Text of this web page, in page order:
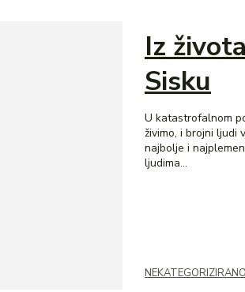
Iz
Sisku
U katastrofalnom
živimo, i brojni ljudi
najbolje i
ljudima...
NEKATEGORIZIRANO